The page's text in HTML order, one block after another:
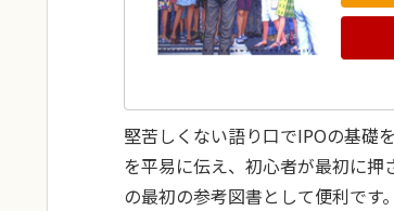
堅苦しくない語り口でIPOの基礎
を平易に伝え、初心者が最初に押
の最初の参考図書として便利です。